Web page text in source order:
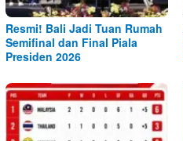
Resmi! Bali Jadi Tuan Rumah
Semifinal dan Final Piala
Presiden 2026